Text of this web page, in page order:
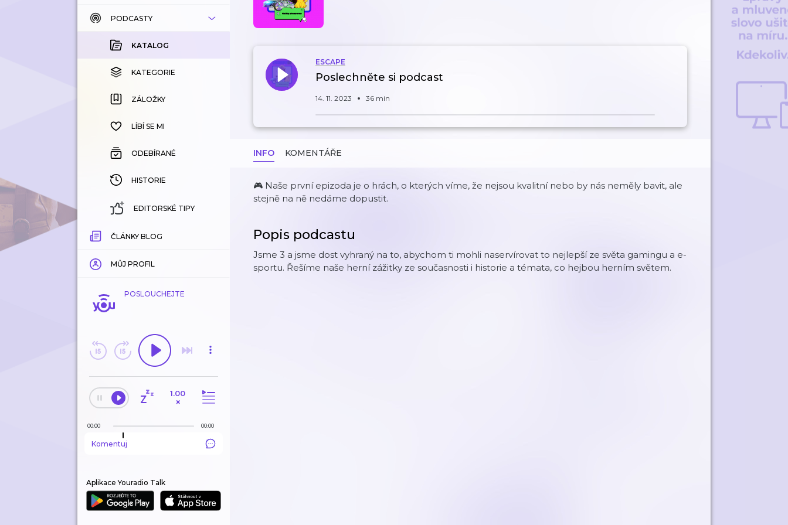
KATALOG
KOUPENÉ
KATEGORIE
ZÁLOŽKY
HISTORIE
PODCASTY
KATALOG
KATEGORIE
ZÁLOŽKY
LÍBÍ SE MI
ODEBÍRANÉ
HISTORIE
EDITORSKÉ TIPY
ČLÁNKY BLOG
MŮJ PROFIL
POSLOUCHEJTE
1.00
×
00:00 00:00
Komentuj
Aplikace Youradio Talk
ESCAPE
Poslechněte si podcast
14. 11. 2023 36 min
INFO KOMENTÁŘE
🎮 Naše první epizoda je o hrách, o kterých víme, že nejsou kvalitní nebo by nás neměly bavit, ale
stejně na ně nedáme dopustit.
Popis podcastu
Jsme 3 a jsme dost vyhraný na to, abychom ti mohli naservírovat to nejlepší ze světa gamingu a e-
sportu. Řešíme naše herní zážitky ze současnosti i historie a témata, co hejbou herním světem.